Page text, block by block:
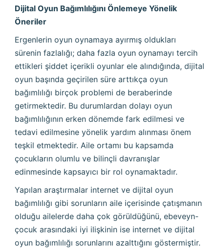
Dijital Oyun Bağımlılığını Önlemeye Yönelik
Öneriler
Ergenlerin oyun oynamaya ayırmış oldukları
sürenin fazlalığı; daha fazla oyun oynamayı tercih
ettikleri şiddet içerikli oyunlar ele alındığında, dijital
oyun başında geçirilen süre arttıkça oyun
bağımlılığı birçok problemi de beraberinde
getirmektedir. Bu durumlardan dolayı oyun
bağımlılığının erken dönemde fark edilmesi ve
tedavi edilmesine yönelik yardım alınması önem
teşkil etmektedir. Aile ortamı bu kapsamda
çocukların olumlu ve bilinçli davranışlar
edinmesinde kapsayıcı bir rol oynamaktadır.
Yapılan araştırmalar internet ve dijital oyun
bağımlılığı gibi sorunların aile içerisinde çatışmanın
olduğu ailelerde daha çok görüldüğünü, ebeveyn-
çocuk arasındaki iyi ilişkinin ise internet ve dijital
oyun bağımlılığı sorunlarını azalttığını göstermiştir.